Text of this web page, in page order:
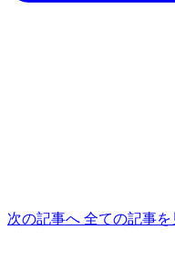
次の記事へ 全ての記事を